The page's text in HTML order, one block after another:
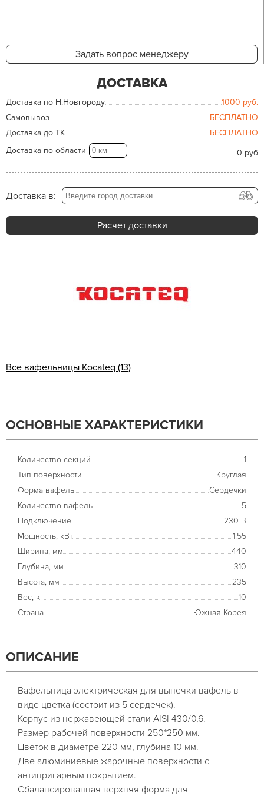
Задать вопрос менеджеру
ДОСТАВКА
Доставка по Н.Новгороду 1000 руб.
Самовывоз
БЕСПЛАТНО
Доставка до ТК
БЕСПЛАТНО
Доставка по области
0 руб
Доставка в:
Расчет доставки
Все вафельницы Kocateq (13)
ОСНОВНЫЕ ХАРАКТЕРИСТИКИ
Количество секций
1
Тип поверхности
Круглая
Форма вафель
Сердечки
Количество вафель
5
Подключение
230 В
Мощность, кВт
1.55
Ширина, мм
440
Глубина, мм
310
Высота, мм
235
Вес, кг
10
Страна
Южная Корея
ОПИСАНИЕ
Вафельница электрическая для выпечки вафель в
виде цветка (состоит из 5 сердечек).
Корпус из нержавеющей стали AISI 430/0,6.
Размер рабочей поверхности 250*250 мм.
Цветок в диаметре 220 мм, глубина 10 мм.
Две алюминиевые жарочные поверхности с
антипригарным покрытием.
Сбалансированная верхняя форма для